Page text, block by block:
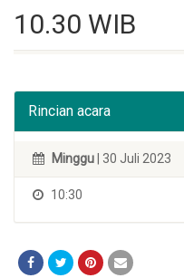
10.30 WIB
Rincian acara
Minggu | 30 Juli 2023
10:30